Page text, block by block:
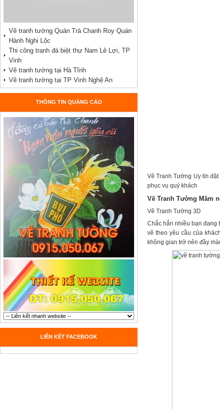
Vẽ tranh tường Quán Trà Chanh Roy Quán
Hành Nghi Lộc
Thi công tranh đá biệt thự Nam Lê Lợi, TP
Vinh
Vẽ tranh tường tại Hà Tĩnh
Vẽ tranh tường tại TP Vinh Nghệ An
THÔNG TIN QUẢNG CÁO
LIÊN KẾT FACEBOOK
Vẽ Tranh Tường Uy tín
phục vụ quý khách
Vẽ Tranh Tường Mầm
Vẽ Tranh Tường 3D
Chắc hẳn nhiều bạn đang
vẽ theo yêu cầu của
không gian trở nên đầy